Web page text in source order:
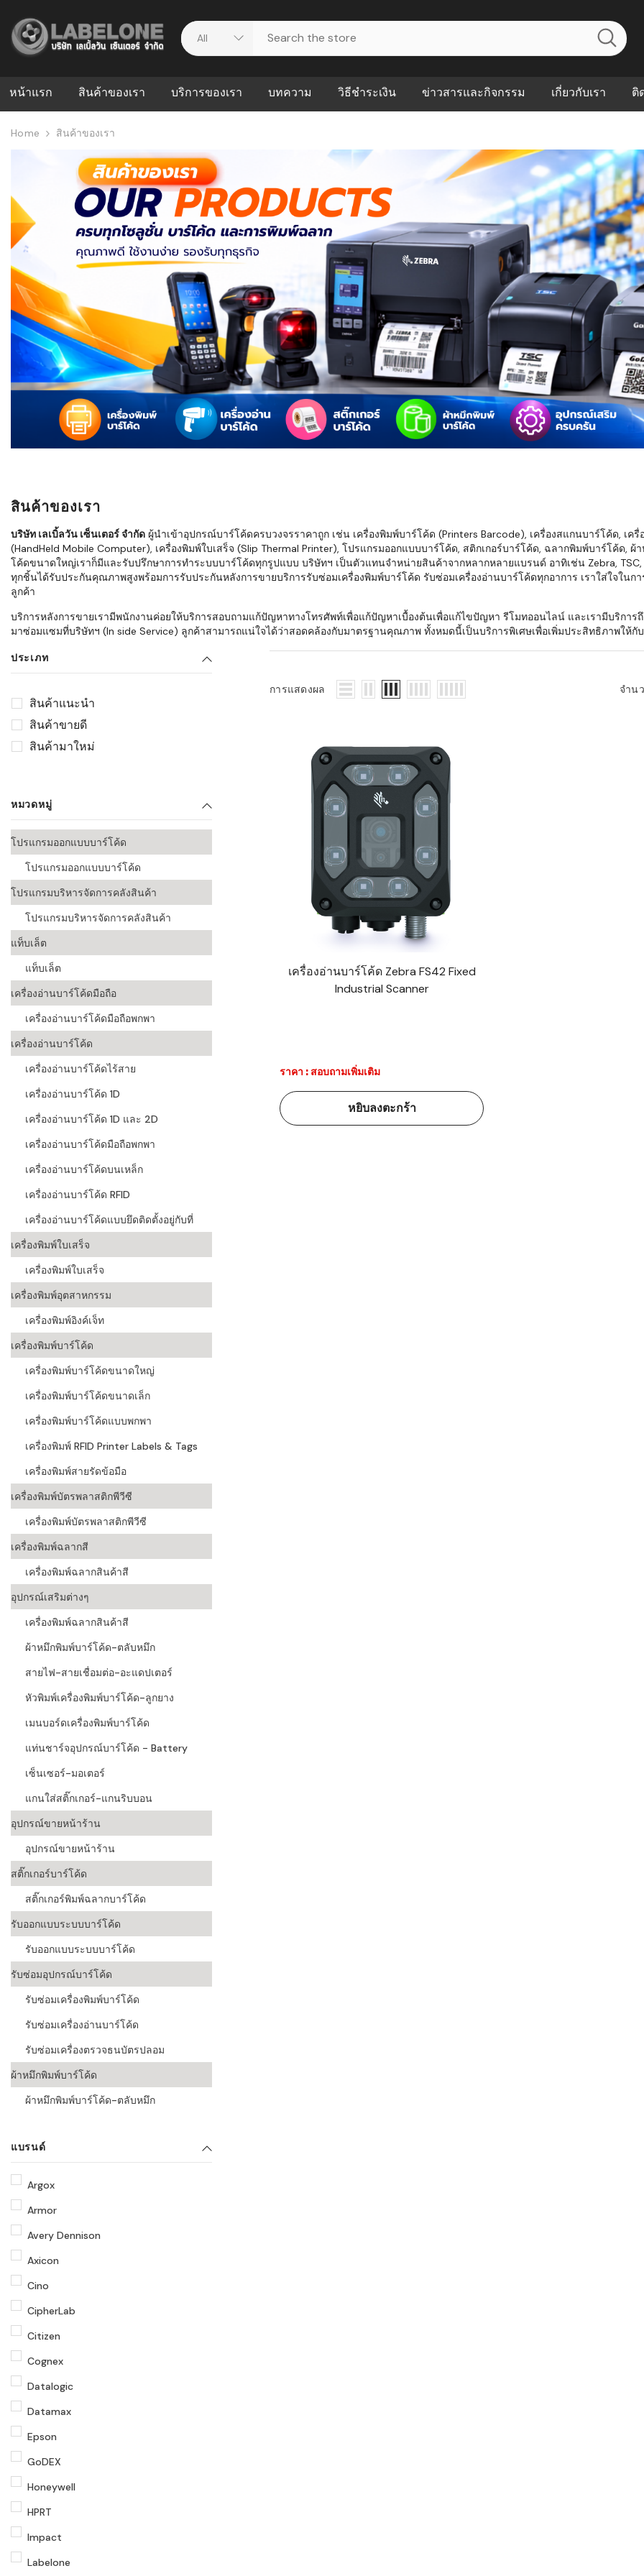
หน้าแรก สินค้าของเรา บริการของเรา
ดาวน์โหลดไดร์เวอร์
วีดีโอแนะนำ
บทความ
บริหารคลังสินค้าที่ช่วยลด
สต็อกแบบ Real-time
ปัญหาคลังสินค้าที่บอกว่า
ธุรกิจของคุณควรเริ่มใช้
WMS กับ ERP ต่างกัน
อย่างไร? ทำไมหลายธุรกิจ
ต้องใช้ร่วมกัน
ใช้ Excel คุมสต็อก กับใช้
WMS ต่างกันอย่างไร?
แบบไหนเหมาะกับธุรกิจที่
กำลังเติบโต
ขั้นตอนการทำงานของ
WMS ตั้งแต่รับสินค้า จัด
เก็บ หยิบ แพ็ก จนถึงจัดส่ง
อย่างไร
WMS สำหรับธุรกิจ 3PL,
ค้าส่ง และ E-Commerce:
แนะนำ Checklist ก่อน
เลือกระบบ WMS: ธุรกิจ
ก่อนเริ่มติดตั้ง
ระบบบาร์โค้ดในธุรกิจขน
ส่งและโลจิสติกส์
ระบบบาร์โค้ดในธุรกิจ
การพัฒนาบาร์โค้ดในงาน
อุตสาหกรรม
ระบบบาร์โค้ดใน
อุตสาหกรรมยานยนต์
อุตสาหกรรมเสื้อผ้า
ระบบบาร์โค้ดใน
แพทย์
ระบบบาร์โค้ดในด้านการ
วิธีชำระเงิน ข่าวสารและกิจกรรม เกี่ยวกับเรา
FAQs
Our Customer
ติ
Home สินค้าของเรา
สินค้าของเรา
บริษัท เลเบิ้ลวัน เซ็นเตอร์ จำกัด ผู้นำเข้าอุปกรณ์บาร์โค้ดครบวงจรราคาถูก เช่น เครื่องพิมพ์บาร์โค้ด (Printers Barcode), เครื่องสแกนบาร์โค้ด, เค
(HandHeld Mobile Computer), เครื่องพิมพ์ใบเสร็จ (Slip Thermal Printer), โปรแกรมออกแบบบาร์โค้ด, สติกเกอร์บาร์โค้ด, ฉลากพิมพ์บาร์โค้ด,
โค้ดขนาดใหญ่เราก็มีและรับปรึกษาการทำระบบบาร์โค้ดทุกรูปแบบ บริษัทฯ เป็นตัวแทนจำหน่ายสินค้าจากหลากหลายแบรนด์ อาทิเช่น Zebra, TSC,
ทุกชิ้นได้รับประกันคุณภาพสูงพร้อมการรับประกันหลังการขายบริการรับซ่อมเครื่องพิมพ์บาร์โค้ด รับซ่อมเครื่องอ่านบาร์โค้ดทุกอาการ เราใส่ใจใน
ลูกค้า
บริการหลังการขายเรามีพนักงานค่อยให้บริการสอบถามแก้ปัญหาทางโทรศัพท์เพื่อแก้ปัญหาเบื้องต้นเพื่อแก้ไขปัญหา รีโมทออนไลน์ และเรามีบริการ
มาซ่อมแซมที่บริษัทฯ (In side Service) ลูกค้าสามารถแน่ใจได้ว่าสอดคล้องกับมาตรฐานคุณภาพ ทั้งหมดนี้เป็นบริการพิเศษเพื่อเพิ่มประสิทธิภาพให้กั
ประเภท
สินค้าแนะนำ
สินค้าขายดี
สินค้ามาใหม่
หมวดหมู่
โปรแกรมออกแบบบาร์โค้ด
โปรแกรมออกแบบบาร์โค้ด
โปรแกรมบริหารจัดการคลังสินค้า
โปรแกรมบริหารจัดการคลังสินค้า
แท็บเล็ต
แท็บเล็ต
เครื่องอ่านบาร์โค้ดมือถือ
เครื่องอ่านบาร์โค้ดมือถือพกพา
เครื่องอ่านบาร์โค้ด
เครื่องอ่านบาร์โค้ดไร้สาย
เครื่องอ่านบาร์โค้ด 1D
เครื่องอ่านบาร์โค้ด 1D และ 2D
เครื่องอ่านบาร์โค้ดมือถือพกพา
เครื่องอ่านบาร์โค้ดบนเหล็ก
เครื่องอ่านบาร์โค้ด RFID
เครื่องอ่านบาร์โค้ดแบบยึดติดตั้งอยู่กับที่
เครื่องพิมพ์ใบเสร็จ
เครื่องพิมพ์ใบเสร็จ
เครื่องพิมพ์อุตสาหกรรม
เครื่องพิมพ์อิงค์เจ็ท
เครื่องพิมพ์บาร์โค้ด
เครื่องพิมพ์บาร์โค้ดขนาดใหญ่
เครื่องพิมพ์บาร์โค้ดขนาดเล็ก
เครื่องพิมพ์บาร์โค้ดแบบพกพา
เครื่องพิมพ์ RFID Printer Labels & Tags
เครื่องพิมพ์สายรัดข้อมือ
เครื่องพิมพ์บัตรพลาสติกพีวีซี
เครื่องพิมพ์บัตรพลาสติกพีวีซี
เครื่องพิมพ์ฉลากสี
เครื่องพิมพ์ฉลากสินค้าสี
อุปกรณ์เสริมต่างๆ
เครื่องพิมพ์ฉลากสินค้าสี
ผ้าหมึกพิมพ์บาร์โค้ด-ตลับหมึก
สายไฟ-สายเชื่อมต่อ-อะแดปเตอร์
หัวพิมพ์เครื่องพิมพ์บาร์โค้ด-ลูกยาง
เมนบอร์ดเครื่องพิมพ์บาร์โค้ด
แท่นชาร์จอุปกรณ์บาร์โค้ด - Battery
เซ็นเซอร์-มอเตอร์
แกนใส่สติ๊กเกอร์-แกนริบบอน
อุปกรณ์ขายหน้าร้าน
อุปกรณ์ขายหน้าร้าน
สติ๊กเกอร์บาร์โค้ด
สติ๊กเกอร์พิมพ์ฉลากบาร์โค้ด
รับออกแบบระบบบาร์โค้ด
รับออกแบบระบบบาร์โค้ด
รับซ่อมอุปกรณ์บาร์โค้ด
รับซ่อมเครื่องพิมพ์บาร์โค้ด
รับซ่อมเครื่องอ่านบาร์โค้ด
รับซ่อมเครื่องตรวจธนบัตรปลอม
ผ้าหมึกพิมพ์บาร์โค้ด
ผ้าหมึกพิมพ์บาร์โค้ด-ตลับหมึก
แบรนด์
Argox
Armor
Avery Dennison
Axicon
Cino
CipherLab
Citizen
Cognex
Datalogic
Datamax
Epson
GoDEX
Honeywell
HPRT
Impact
Labelone
การแสดงผล จำน
เครื่องอ่านบาร์โค้ด Zebra FS42 Fixed
Industrial Scanner
ราคา : สอบถามเพิ่มเติม
หยิบลงตะกร้า